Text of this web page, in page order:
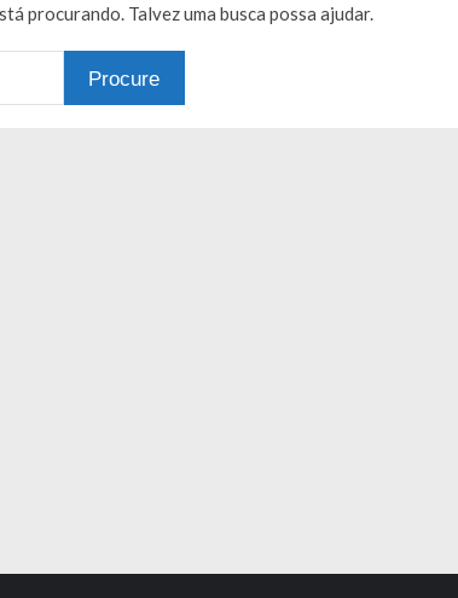
procurando. Talvez uma busca possa ajudar.